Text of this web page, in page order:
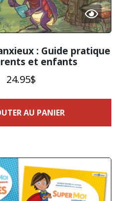
: Guide pratique
et enfants
24.95$
AU PANIER